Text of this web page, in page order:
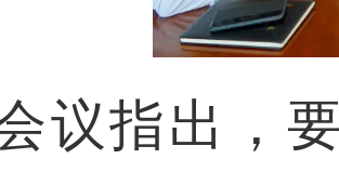
议指出，